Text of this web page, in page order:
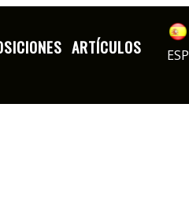
ARTÍCULOS ESP